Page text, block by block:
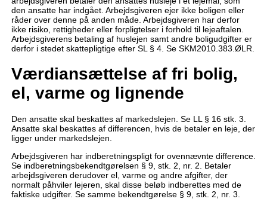
den ansatte har indgået. Arbejdsgiveren ejer ikke boligen eller
råder over denne på anden måde. Arbejdsgiveren har derfor
ikke risiko, rettigheder eller forpligtelser i forhold til lejeaftalen.
Arbejdsgiverens betaling af huslejen samt andre boligudgifter er
derfor i stedet skattepligtige efter SL § 4. Se SKM2010.383.ØLR.
Værdiansættelse af fri bolig,
el, varme og lignende
Den ansatte skal beskattes af markedslejen. Se LL § 16 stk. 3.
Ansatte skal beskattes af differencen, hvis de betaler en leje, der
ligger under markedslejen.
Arbejdsgiveren har indberetningspligt for ovennævnte difference.
Se indberetningsbekendtgørelsen § 9, stk. 2, nr. 2. Betaler
arbejdsgiveren derudover el, varme og andre afgifter, der
normalt påhviler lejeren, skal disse beløb indberettes med de
faktiske udgifter. Se samme bekendtgørelse § 9, stk. 2, nr. 3.